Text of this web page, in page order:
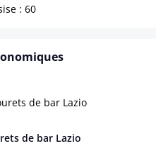
: 60
de bar Lazio